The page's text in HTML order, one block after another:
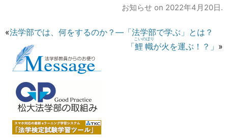
お知らせ on 2022年4月20日.
«法学部では、何をするのか？―「法学部で学ぶ」とは？
「鯉幟
こいのぼり
が火を運ぶ！？」 »